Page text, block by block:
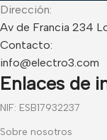
Dirección:
Av de Francia 234
Contacto:
info@electro3.com
Enlaces de
NIF: ESB17932237
Sobre nosotros